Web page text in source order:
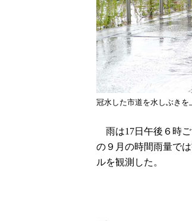
冠水した市道を水しぶき
雨は17日午後６時ご
の９月の時間雨量で
ルを観測した。